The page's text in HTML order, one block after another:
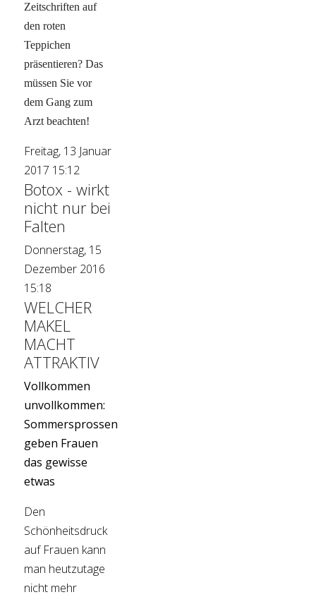
Zeitschriften auf
den roten
Teppichen
präsentieren? Das
müssen Sie vor
dem Gang zum
Arzt beachten!
Freitag, 13 Januar
2017 15:12
Botox - wirkt
nicht nur bei
Falten
Donnerstag, 15
Dezember 2016
15:18
WELCHER
MAKEL
MACHT
ATTRAKTIV
Vollkommen
unvollkommen:
Sommersprossen
geben Frauen
das gewisse
etwas
Den
Schönheitsdruck
auf Frauen kann
man heutzutage
nicht mehr